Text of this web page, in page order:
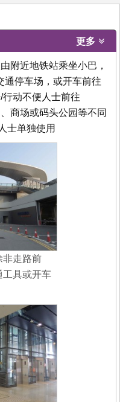
更多
附近地铁站乘坐小巴，
通停车场，或开车前往
动不便人士前往
商场或码头公园等不同
士单独使用
非走路前
工具或开车